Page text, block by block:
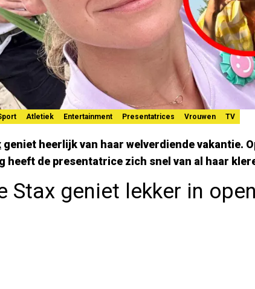
Atletiek Entertainment Presentatrices Vrouwen TV
geniet heerlijk van haar welverdiende vakantie.
heeft de presentatrice zich snel van al haar
Stax geniet lekker in